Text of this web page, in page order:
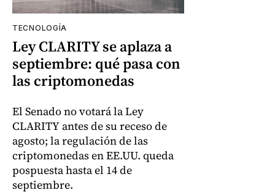
TECNOLOGÍA
Ley CLARITY se aplaza a
septiembre: qué pasa con
las criptomonedas
El Senado no votará la Ley
CLARITY antes de su receso de
agosto; la regulación de las
criptomonedas en EE.UU. queda
pospuesta hasta el 14 de
septiembre.